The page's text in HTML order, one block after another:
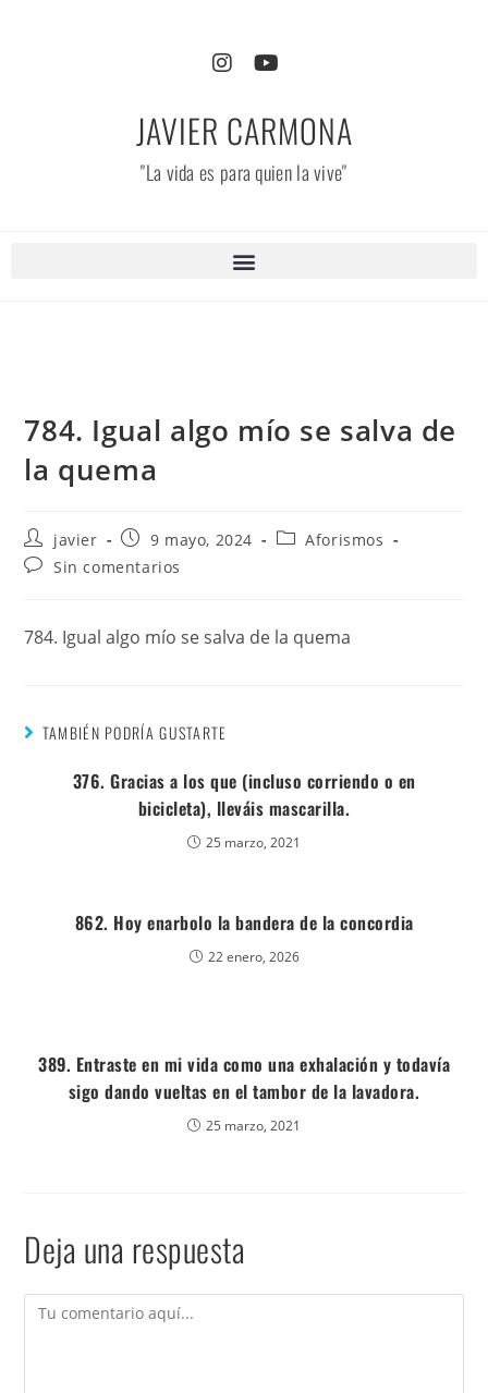
JAVIER CARMONA
"La vida es para quien la vive"
784. Igual algo mío se salva de
la quema
javier 9 mayo, 2024
Aforismos
Sin comentarios
784. Igual algo mío se salva de la quema
TAMBIÉN PODRÍA GUSTARTE
376. Gracias a los que (incluso corriendo o en
bicicleta), lleváis mascarilla.
25 marzo, 2021
862. Hoy enarbolo la bandera de la concordia
22 enero, 2026
389. Entraste en mi vida como una exhalación y todavía
sigo dando vueltas en el tambor de la lavadora.
25 marzo, 2021
Deja una respuesta